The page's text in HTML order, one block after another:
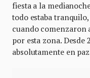
fiesta a la
todo estaba
cuando comenzaron
por esta zona. Desde
absolutamente en